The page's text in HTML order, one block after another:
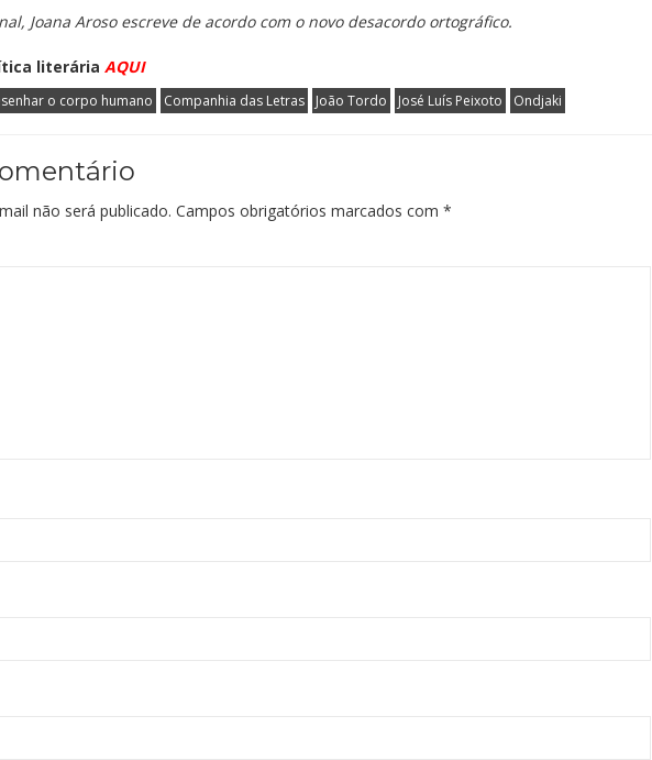
Joana Aroso escreve de acordo com o novo desacordo ortográfico.
literária AQUI
o corpo humano Companhia das Letras João Tordo José Luís Peixoto Ondjaki
não será publicado. Campos obrigatórios marcados com *